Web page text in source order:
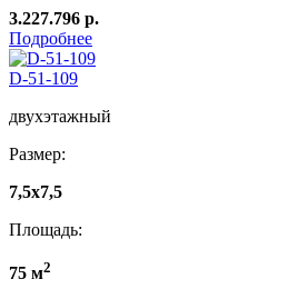
3.227.796 р.
Подробнее
D-51-109
двухэтажный
Размер:
7,5x7,5
Площадь:
75 м2